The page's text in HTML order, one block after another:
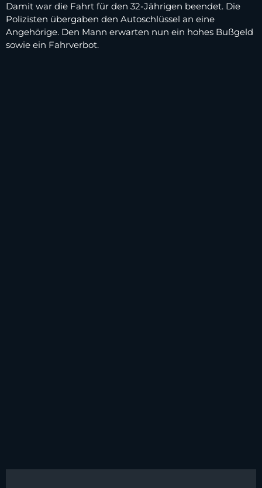
Damit war die Fahrt für den 32-Jährigen beendet. Die
Polizisten übergaben den Autoschlüssel an eine
Angehörige. Den Mann erwarten nun ein hohes Bußgeld
sowie ein Fahrverbot.